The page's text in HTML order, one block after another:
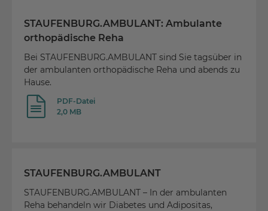
PDF-Datei
2,0 MB
STAUFENBURG.AMBULANT: Ambulante
orthopädische Reha
Bei STAUFENBURG.AMBULANT sind Sie tagsüber in
der ambulanten orthopädische Reha und abends zu
Hause.
STAUFENBURG.AMBULANT
STAUFENBURG.AMBULANT – In der ambulanten
Reha behandeln wir Diabetes und Adipositas,